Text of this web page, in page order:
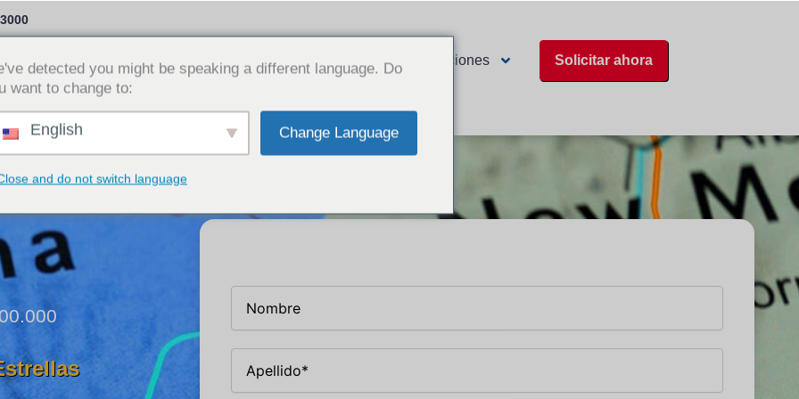
Opciones de préstamo ¿Por qué Cash Time? Ubicaciones Solicitar ahora
detected you might be speaking a different language. Do
want to change to:
English Change Language
and do not switch language